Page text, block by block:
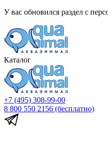
У вас обновился раздел с
Каталог
+7 (495) 308-99-00
8 800 550 2156 (бесплатно)